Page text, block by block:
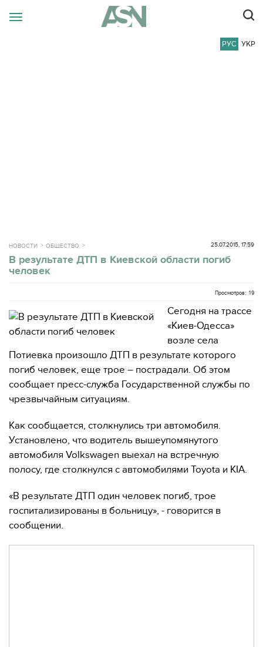
РУС УКР
НОВОСТИ ОБЩЕСТВО 25.07.2015, 17:59
В результате ДТП в Киевской области погиб
человек
Просмотров: 19
Сегодня на трассе
«Киев-Одесса»
возле села
Потиевка произошло ДТП в результате которого
погиб человек, еще трое – пострадали. Об этом
сообщает пресс-служба Государственной службы по
чрезвычайным ситуациям.
Как сообщается, столкнулись три автомобиля.
Установлено, что водитель вышеупомянутого
автомобиля Volkswagen выехал на встречную
полосу, где столкнулся с автомобилями Toyota и KIA.
«В результате ДТП один человек погиб, трое
госпитализированы в больницу», - говорится в
сообщении.